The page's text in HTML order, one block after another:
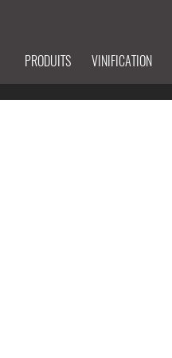
PRODUITS VINIFICATION